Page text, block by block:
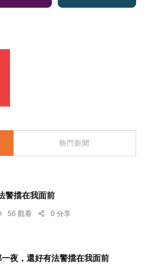
熱門新聞
警擋在我面前
56 觀看 0 分享
夜，還好有法警擋在我面前